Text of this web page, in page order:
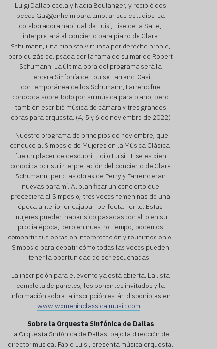
Luigi Dallapiccola y Nadia Boulanger, y recibió dos
becas Guggenheim para ampliar sus estudios. La
colaboradora habitual de Luisi, Lise de la Salle,
interpretará el concierto para piano de Clara
Schumann, una pianista virtuosa por derecho propio,
pero quizás eclipsada por la fama de su marido Robert
Schumann. La última obra del programa será la
Tercera Sinfonía de Louise Farrenc. Casi
contemporánea de los Schumann, Farrenc fue
conocida sobre todo por su música para piano, pero
también escribió música de cámara y tres grandes
obras para orquesta. (4, 5 y 6 de noviembre de 2022)
"Nuestro programa de principios de noviembre, que
conduce al Simposio de Mujeres en la Música Clásica,
fue un placer de descubrir", dijo Luisi. "Lise es bien
conocida por su interpretación del concierto de Clara
Schumann, pero las obras de Perry y Farrenc eran
nuevas para mí. Al planificar un concierto que
precediera al Simposio, tres voces femeninas de una
época anterior encajaban perfectamente. Estas
mujeres pueden haber sido pasadas por alto en su
propia época, pero en nuestro tiempo, podemos
compartir sus obras en interpretación y reunirnos en el
Simposio para debatir cómo todas las voces pueden
tener la oportunidad de ser escuchadas".
La inscripción para el evento ya está abierta. La lista
completa de paneles, los ponentes invitados y la
información sobre la inscripción están disponibles en
www.womeninclassicalmusic.com.
Sobre la Orquesta Sinfónica de Dallas
La Orquesta Sinfónica de Dallas, bajo la dirección del
director musical Fabio Luisi, presenta música orquestal